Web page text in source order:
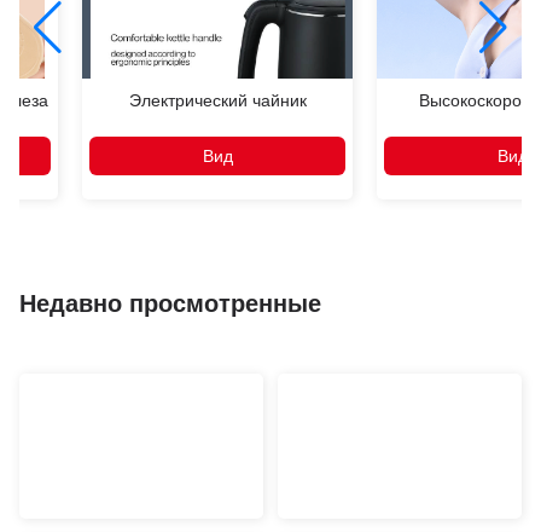
Электрический чайник
Вид Вид
Недавно просмотренные